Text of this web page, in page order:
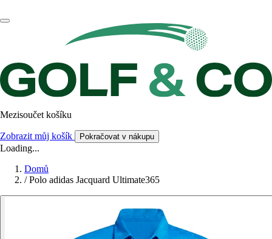
Mezisoučet košíku
Zobrazit můj košík Pokračovat v nákupu
Loading...
Domů
/ Polo adidas Jacquard Ultimate365